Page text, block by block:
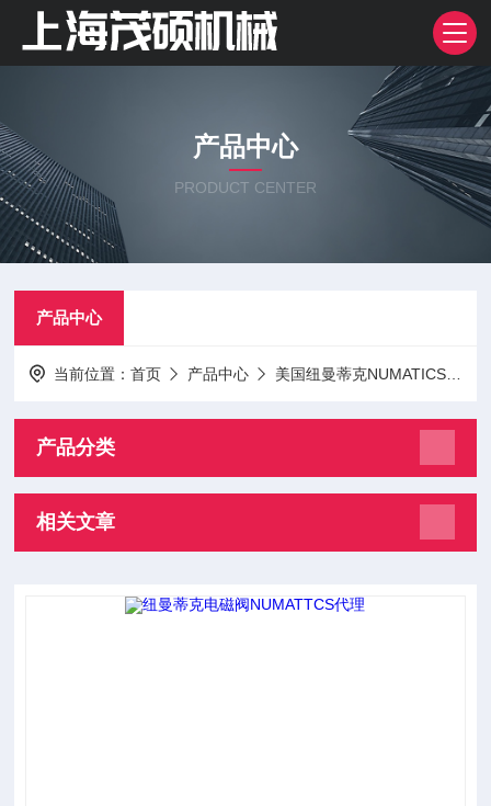
产品中心
PRODUCT CENTER
产品中心
当前位置：首页 产品中心 美国纽曼蒂克NUMATICS
产品分类
相关文章